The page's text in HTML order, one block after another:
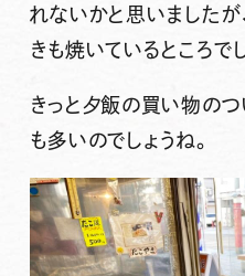
れないかと思いましたが
きも焼いているところで
きっと夕飯の買い物の
も多いのでしょうね。